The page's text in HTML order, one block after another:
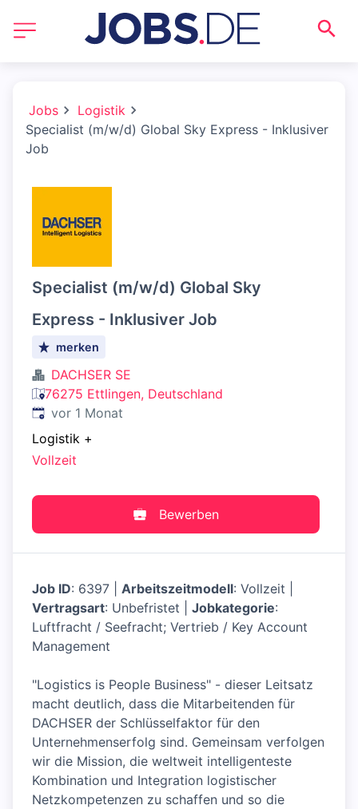
Jobs
Logistik
Specialist (m/w/d) Global Sky Express - Inklusiver
Job
Specialist (m/w/d) Global Sky
Express - Inklusiver Job
merken
DACHSER SE
76275 Ettlingen, Deutschland
Veröffentlicht:
vor 1 Monat
Logistik +
Vollzeit
Bewerben
Job ID: 6397 | Arbeitszeitmodell: Vollzeit |
Vertragsart: Unbefristet | Jobkategorie:
Luftfracht / Seefracht; Vertrieb / Key Account
Management
"Logistics is People Business" - dieser Leitsatz
macht deutlich, dass die Mitarbeitenden für
DACHSER der Schlüsselfaktor für den
Unternehmenserfolg sind. Gemeinsam verfolgen
wir die Mission, die weltweit intelligenteste
Kombination und Integration logistischer
Netzkompetenzen zu schaffen und so die